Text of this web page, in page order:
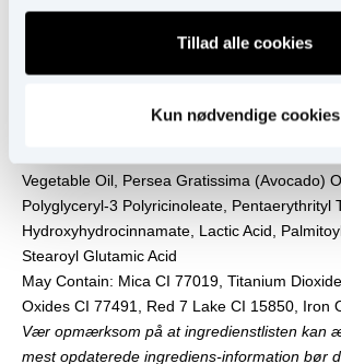
Tillad alle cookies
Kun nødvendige cookies
Polyhydroxystearic Acid, Hydroxystearic Acid,
Butylene/Ethylene/Styrene Copolymer,
Indica (Mango) Seed Butter, Hydrolyzed
Butyrospermum Parkii (Shea) Butter,
Vegetable Oil, Persea Gratissima (Avocado)
Polyglyceryl-3 Polyricinoleate, Pentaerythrityl
Hydroxyhydrocinnamate, Lactic Acid,
Stearoyl Glutamic Acid
May Contain: Mica CI 77019, Titanium
Oxides CI 77491, Red 7 Lake CI 15850, Iron
Vær opmærksom på at ingredienstlisten kan
mest opdaterede ingrediens-information bør